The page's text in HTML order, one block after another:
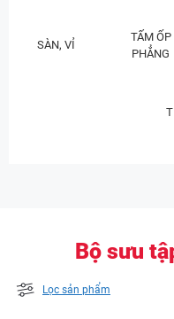
SÀN, VỈ
TẤM ỐP
PHẲNG
Bộ sưu
Lọc sản phẩm